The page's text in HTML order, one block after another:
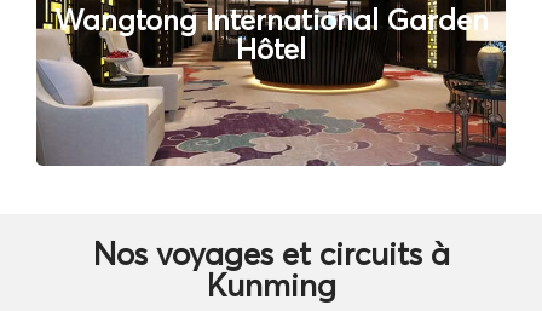
Wangtong International Garden
Hôtel
Nos voyages et circuits à
Kunming